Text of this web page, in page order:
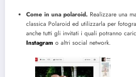
Come in una polaroid. Realizzare una
classica Polaroid ed utilizzarla per
anche tutti gli invitati i quali potranno
Instagram o altri social network.